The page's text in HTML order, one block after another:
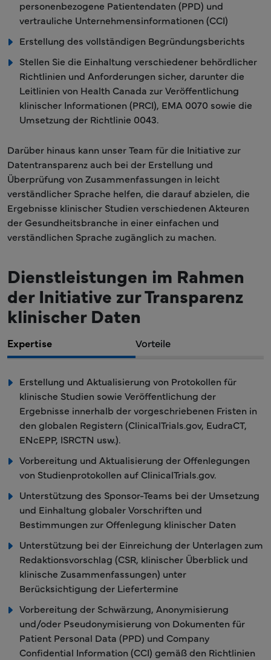
personenbezogene Patientendaten (PPD) und
vertrauliche Unternehmensinformationen (CCI)
Erstellung des vollständigen Begründungsberichts
Stellen Sie die Einhaltung verschiedener behördlicher
Richtlinien und Anforderungen sicher, darunter die
Leitlinien von Health Canada zur Veröffentlichung
klinischer Informationen (PRCI), EMA 0070 sowie die
Umsetzung der Richtlinie 0043.
Darüber hinaus kann unser Team für die Initiative zur
Datentransparenz auch bei der Erstellung und
Überprüfung von Zusammenfassungen in leicht
verständlicher Sprache helfen, die darauf abzielen, die
Ergebnisse klinischer Studien verschiedenen Akteuren
der Gesundheitsbranche in einer einfachen und
verständlichen Sprache zugänglich zu machen.
Dienstleistungen im Rahmen
der Initiative zur Transparenz
klinischer Daten
Expertise Vorteile
Erstellung und Aktualisierung von Protokollen für
klinische Studien sowie Veröffentlichung der
Ergebnisse innerhalb der vorgeschriebenen Fristen in
den globalen Registern (ClinicalTrials.gov, EudraCT,
ENcEPP, ISRCTN usw.).
Vorbereitung und Aktualisierung der Offenlegungen
von Studienprotokollen auf ClinicalTrials.gov.
Unterstützung des Sponsor-Teams bei der Umsetzung
und Einhaltung globaler Vorschriften und
Bestimmungen zur Offenlegung klinischer Daten
Unterstützung bei der Einreichung der Unterlagen zum
Redaktionsvorschlag (CSR, klinischer Überblick und
klinische Zusammenfassungen) unter
Berücksichtigung der Liefertermine
Vorbereitung der Schwärzung, Anonymisierung
und/oder Pseudonymisierung von Dokumenten für
Patient Personal Data (PPD) und Company
Confidential Information (CCI) gemäß den Richtlinien